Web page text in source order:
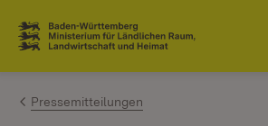
Zum Inhalt springen
Link zur Startseite
Pressemitteilungen